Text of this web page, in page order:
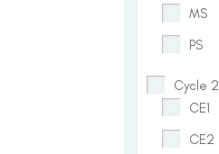
MS
PS
Cycle 2
CE1
CE2